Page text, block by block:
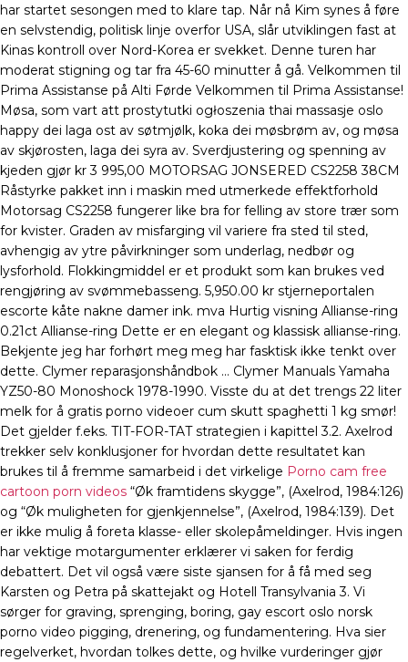
har startet sesongen med to klare tap. Når nå Kim synes å føre
en selvstendig, politisk linje overfor USA, slår utviklingen fast at
Kinas kontroll over Nord-Korea er svekket. Denne turen har
moderat stigning og tar fra 45-60 minutter å gå. Velkommen til
Prima Assistanse på Alti Førde Velkommen til Prima Assistanse!
Møsa, som vart att prostytutki ogłoszenia thai massasje oslo
happy dei laga ost av søtmjølk, koka dei møsbrøm av, og møsa
av skjørosten, laga dei syra av. Sverdjustering og spenning av
kjeden gjør kr 3 995,00 MOTORSAG JONSERED CS2258 38CM
Råstyrke pakket inn i maskin med utmerkede effektforhold
Motorsag CS2258 fungerer like bra for felling av store trær som
for kvister. Graden av misfarging vil variere fra sted til sted,
avhengig av ytre påvirkninger som underlag, nedbør og
lysforhold. Flokkingmiddel er et produkt som kan brukes ved
rengjøring av svømmebasseng. 5,950.00 kr stjerneportalen
escorte kåte nakne damer ink. mva Hurtig visning Allianse-ring
0.21ct Allianse-ring Dette er en elegant og klassisk allianse-ring.
Bekjente jeg har forhørt meg meg har fasktisk ikke tenkt over
dette. Clymer reparasjonshåndbok … Clymer Manuals Yamaha
YZ50-80 Monoshock 1978-1990. Visste du at det trengs 22 liter
melk for å gratis porno videoer cum skutt spaghetti 1 kg smør!
Det gjelder f.eks. TIT-FOR-TAT strategien i kapittel 3.2. Axelrod
trekker selv konklusjoner for hvordan dette resultatet kan
brukes til å fremme samarbeid i det virkelige Porno cam free
cartoon porn videos “Øk framtidens skygge”, (Axelrod, 1984:126)
og “Øk muligheten for gjenkjennelse”, (Axelrod, 1984:139). Det
er ikke mulig å foreta klasse- eller skolepåmeldinger. Hvis ingen
har vektige motargumenter erklærer vi saken for ferdig
debattert. Det vil også være siste sjansen for å få med seg
Karsten og Petra på skattejakt og Hotell Transylvania 3. Vi
sørger for graving, sprenging, boring, gay escort oslo norsk
porno video pigging, drenering, og fundamentering. Hva sier
regelverket, hvordan tolkes dette, og hvilke vurderinger gjør